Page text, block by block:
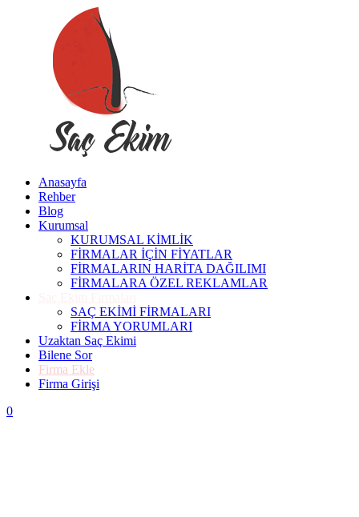
Anasayfa
Rehber
Blog
Kurumsal
KURUMSAL KİMLİK
FİRMALAR İÇİN FİYATLAR
FİRMALARIN HARİTA DAĞILIMI
FİRMALARA ÖZEL REKLAMLAR
SAÇ EKİMİ FİRMALARI
FİRMA YORUMLARI
Uzaktan Saç Ekimi
Bilene Sor
Firma Ekle
Firma Girişi
0